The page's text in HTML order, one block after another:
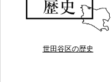
世田谷区の歴史